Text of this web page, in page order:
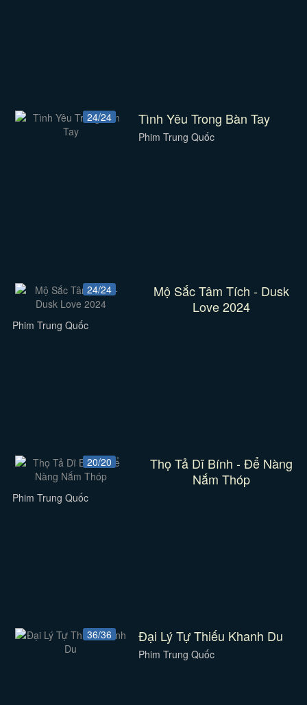
24/24 Tình Yêu Trong Bàn Tay
Phim Trung Quốc
24/24
Mộ Sắc Tâm Tích - Dusk
Love 2024
Phim Trung Quốc
20/20
Thọ Tả Dĩ Bính - Để Nàng
Nắm Thóp
Phim Trung Quốc
36/36 Đại Lý Tự Thiếu Khanh Du
Phim Trung Quốc